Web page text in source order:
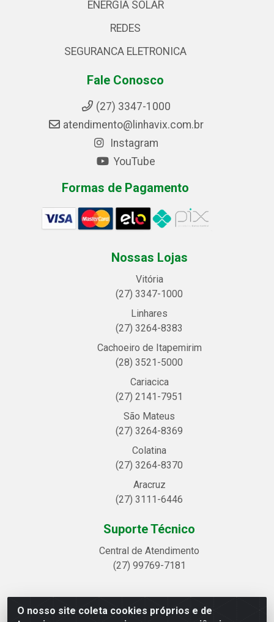
O nosso site coleta cookies próprios e de
ENERGIA SOLAR
REDES
SEGURANCA ELETRONICA
Fale Conosco
(27) 3347-1000
atendimento@linhavix.com.br
Instagram
YouTube
Formas de Pagamento
Nossas Lojas
Vitória
(27) 3347-1000
Linhares
(27) 3264-8383
Cachoeiro de Itapemirim
(28) 3521-5000
Cariacica
(27) 2141-7951
São Mateus
(27) 3264-8369
Colatina
(27) 3264-8370
Aracruz
(27) 3111-6446
Suporte Técnico
Central de Atendimento
(27) 99769-7181
Linhavix Distribuidora LTDA - Avenida Alegre, 2521 -